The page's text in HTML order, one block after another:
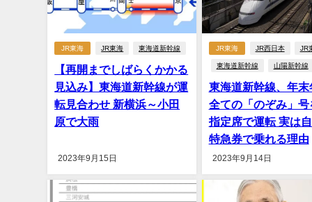
JR東海 JR東海 東海道新幹線
【再開までしばらくかかる
見込み】東海道新幹線が運
転見合わせ 新横浜～小田
原で大雨
2023年9月15日
JR東海 JR西日本 JR
東海道新幹線 山陽新幹線
東海道新幹線、年末
全ての「のぞみ」号
指定席で運転 実は
特急券で乗れる理由
2023年9月14日